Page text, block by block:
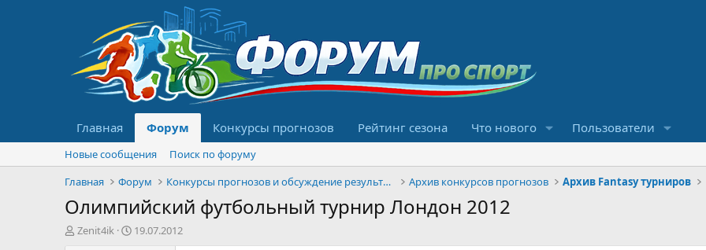
Главная Форум Конкурсы прогнозов Рейтинг сезона Что нового Пользователи
Новые сообщения
Поиск по форуму
Главная
Форум Конкурсы прогнозов и обсуждение результатов Архив конкурсов прогнозов Архив Fantasy турниров
Олимпийский футбольный турнир Лондон 2012
А
Zenit4ik
Д
19.07.2012